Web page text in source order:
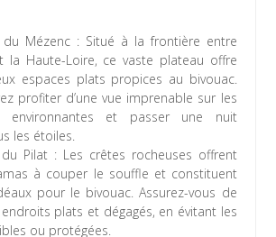
Mézenc : Situé à la frontière entre
la Haute-Loire, ce vaste plateau offre
espaces plats propices au bivouac.
profiter d’une vue imprenable sur les
environnantes et passer une nuit
les étoiles.
Pilat : Les crêtes rocheuses offrent
à couper le souffle et constituent
pour le bivouac. Assurez-vous de
plats et dégagés, en évitant les
ou protégées.